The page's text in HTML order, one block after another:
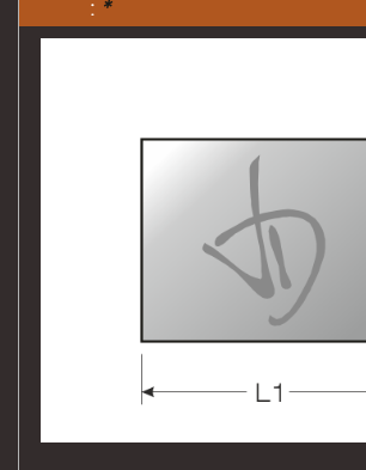
: *